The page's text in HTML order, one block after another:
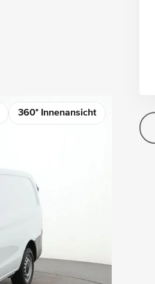
360° Innenansicht